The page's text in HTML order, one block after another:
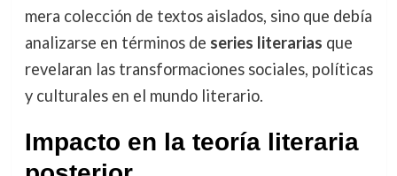
mera colección de textos aislados, sino que debía
analizarse en términos de series literarias que
revelaran las transformaciones sociales, políticas
y culturales en el mundo literario.
Impacto en la teoría literaria